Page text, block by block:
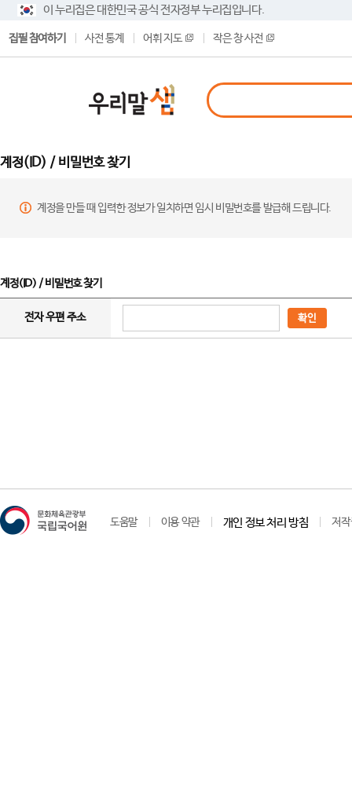
이 누리집은 대한민국 공식 전자정부 누리집입니다.
집필 참여하기 사전 통계 어휘 지도 작은 창 사전
계정(ID) / 비밀번호 찾기
계정을 만들 때 입력한 정보가 일치하면 임시 비밀번호를 발급해 드립니다.
계정(ID) / 비밀번호 찾기
전자 우편 주소 확인
도움말 이용 약관 개인 정보 처리 방침 저